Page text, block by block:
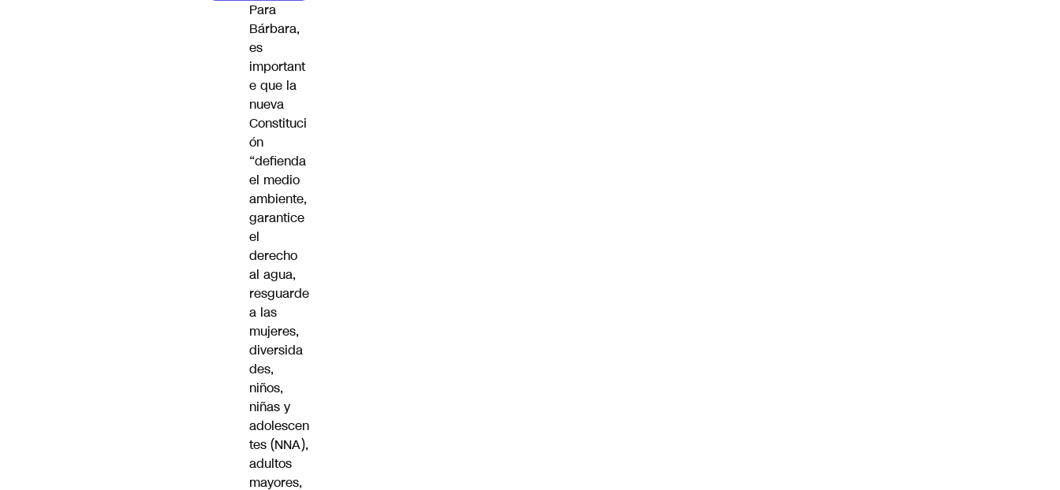
Para
Bárbara,
es
important
e que la
nueva
Constituci
ón
“defienda
el medio
ambiente,
garantice
el
derecho
al agua,
resguarde
a las
mujeres,
diversida
des,
niños,
niñas y
adolescen
tes (NNA),
adultos
mayores,